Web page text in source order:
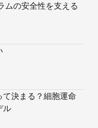
ムの安全性を支える
決まる？細胞運命
ル